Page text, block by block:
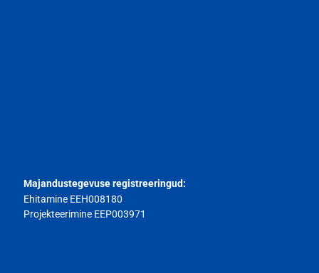
Majandustegevuse registreeringud:
Ehitamine EEH008180
Projekteerimine EEP003971